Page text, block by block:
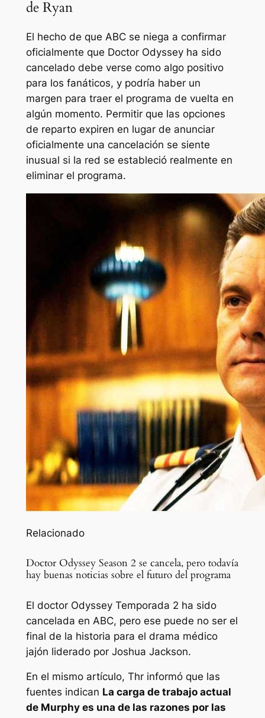
de Ryan
El hecho de que ABC se niega a confirmar
oficialmente que Doctor Odysseyha sido
cancelado debe verse como algo positivo
para los fanáticos, y podría haber un
margen para traer el programa de vuelta en
algún momento. Permitir que las opciones
de reparto expiren en lugar de anunciar
oficialmente una cancelación se siente
inusual si la red se estableció realmente en
eliminar el programa.
Relacionado
Doctor Odyssey Season 2 se cancela, pero todavía
hay buenas noticias sobre el futuro del programa
El doctor Odyssey Temporada 2 ha sido
cancelada en ABC, pero ese puede no ser el
final de la historia para el drama médico
jajón liderado por Joshua Jackson.
En el mismo artículo, Thrinformó que las
fuentes indican La carga de trabajo actual
de Murphy es una de las razones por las